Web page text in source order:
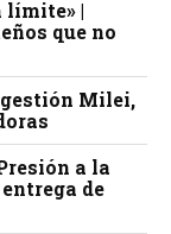
límite» |
que no
Milei,
a la
de